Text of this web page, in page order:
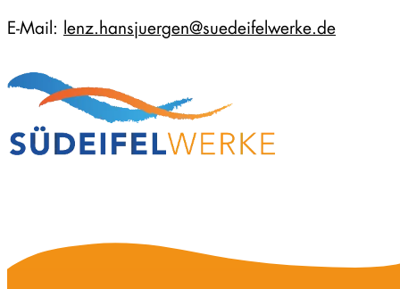
E-Mail: lenz.hansjuergen@suedeifelwerke.de